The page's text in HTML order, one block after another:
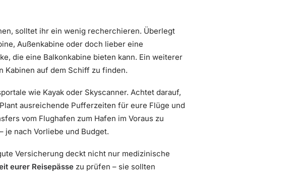
solltet ihr ein wenig recherchieren. Überlegt
Außenkabine oder doch lieber eine
die eine Balkonkabine bieten kann. Ein weiterer
Kabinen auf dem Schiff zu finden.
wie Kayak oder Skyscanner. Achtet darauf,
ausreichende Pufferzeiten für eure Flüge und
vom Flughafen zum Hafen im Voraus zu
je nach Vorliebe und Budget.
Versicherung deckt nicht nur medizinische
eurer Reisepässe zu prüfen – sie sollten